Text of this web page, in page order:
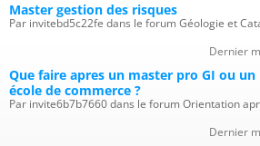
Master gestion des risques
Par invitebd5c22fe dans le forum Géologie et
Dernier
Que faire apres un master pro GI ou
école de commerce ?
Par invite6b7b7660 dans le forum Orientation
Dernier